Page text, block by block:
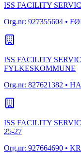
ISS FACILITY
Org.nr: 927355604 •
ISS FACILITY
FYLKESKOMMUNE
Org.nr: 827621382 •
ISS FACILITY
25-27
Org.nr: 927664690 •